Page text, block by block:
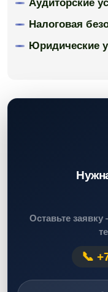
Аудиторские
Налоговая
Юридические
Оставьте